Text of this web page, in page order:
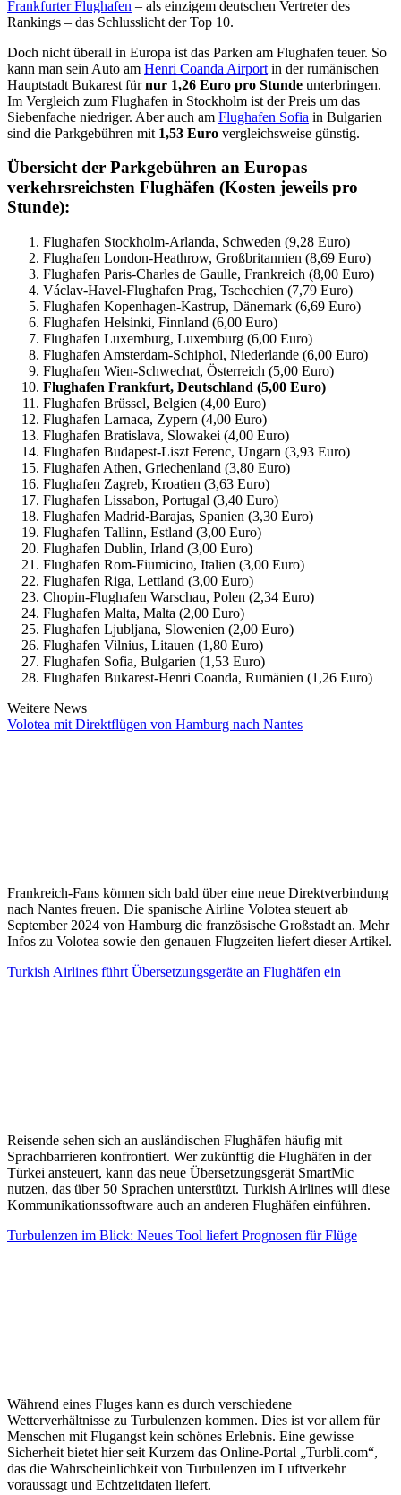
Frankfurter Flughafen – als einzigem deutschen Vertreter des
Rankings – das Schlusslicht der Top 10.
Doch nicht überall in Europa ist das Parken am Flughafen teuer. So
kann man sein Auto am Henri Coanda Airport in der rumänischen
Hauptstadt Bukarest fürnur 1,26 Euro pro Stunde unterbringen.
Im Vergleich zum Flughafen in Stockholm ist der Preis um das
Siebenfache niedriger. Aber auch am Flughafen Sofia in Bulgarien
sind die Parkgebühren mit 1,53 Euro vergleichsweise günstig.
Übersicht der Parkgebühren an Europas
verkehrsreichsten Flughäfen (Kosten jeweils pro
Stunde):
Flughafen Stockholm-Arlanda, Schweden (9,28 Euro)
Flughafen London-Heathrow, Großbritannien (8,69 Euro)
Flughafen Paris-Charles de Gaulle, Frankreich (8,00 Euro)
Václav-Havel-Flughafen Prag, Tschechien (7,79 Euro)
Flughafen Kopenhagen-Kastrup, Dänemark (6,69 Euro)
Flughafen Helsinki, Finnland (6,00 Euro)
Flughafen Luxemburg, Luxemburg (6,00 Euro)
Flughafen Amsterdam-Schiphol, Niederlande (6,00 Euro)
Flughafen Wien-Schwechat, Österreich (5,00 Euro)
Flughafen Frankfurt, Deutschland (5,00 Euro)
Flughafen Brüssel, Belgien (4,00 Euro)
Flughafen Larnaca, Zypern (4,00 Euro)
Flughafen Bratislava, Slowakei (4,00 Euro)
Flughafen Budapest-Liszt Ferenc, Ungarn (3,93 Euro)
Flughafen Athen, Griechenland (3,80 Euro)
Flughafen Zagreb, Kroatien (3,63 Euro)
Flughafen Lissabon, Portugal (3,40 Euro)
Flughafen Madrid-Barajas, Spanien (3,30 Euro)
Flughafen Tallinn, Estland (3,00 Euro)
Flughafen Dublin, Irland (3,00 Euro)
Flughafen Rom-Fiumicino, Italien (3,00 Euro)
Flughafen Riga, Lettland (3,00 Euro)
Chopin-Flughafen Warschau, Polen (2,34 Euro)
Flughafen Malta, Malta (2,00 Euro)
Flughafen Ljubljana, Slowenien (2,00 Euro)
Flughafen Vilnius, Litauen (1,80 Euro)
Flughafen Sofia, Bulgarien (1,53 Euro)
Flughafen Bukarest-Henri Coanda, Rumänien (1,26 Euro)
Weitere News
Volotea mit Direktflügen von Hamburg nach Nantes
Frankreich-Fans können sich bald über eine neue Direktverbindung
nach Nantes freuen. Die spanische Airline Volotea steuert ab
September 2024 von Hamburg die französische Großstadt an. Mehr
Infos zu Volotea sowie den genauen Flugzeiten liefert dieser Artikel.
Turkish Airlines führt Übersetzungsgeräte an Flughäfen ein
Reisende sehen sich an ausländischen Flughäfen häufig mit
Sprachbarrieren konfrontiert. Wer zukünftig die Flughäfen in der
Türkei ansteuert, kann das neue Übersetzungsgerät SmartMic
nutzen, das über 50 Sprachen unterstützt. Turkish Airlines will diese
Kommunikationssoftware auch an anderen Flughäfen einführen.
Turbulenzen im Blick: Neues Tool liefert Prognosen für Flüge
Während eines Fluges kann es durch verschiedene
Wetterverhältnisse zu Turbulenzen kommen. Dies ist vor allem für
Menschen mit Flugangst kein schönes Erlebnis. Eine gewisse
Sicherheit bietet hier seit Kurzem das Online-Portal „Turbli.com“,
das die Wahrscheinlichkeit von Turbulenzen im Luftverkehr
voraussagt und Echtzeitdaten liefert.